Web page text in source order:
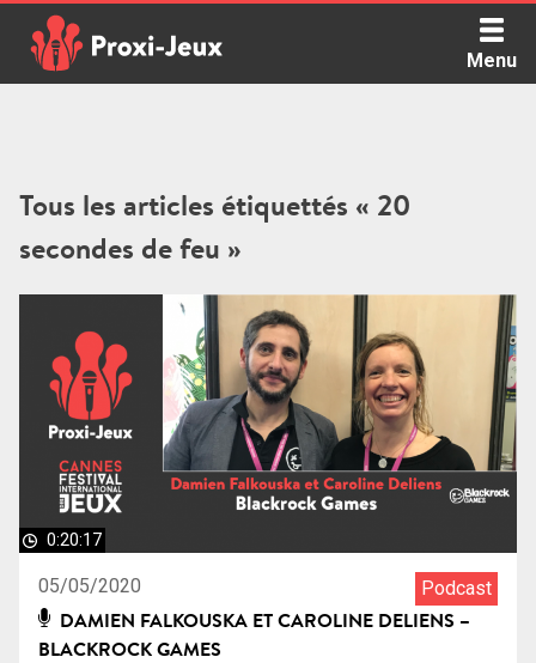
content
Menu
Tous les articles étiquettés « 20
secondes de feu »
0:20:17
05/05/2020 Podcast
DAMIEN FALKOUSKA ET CAROLINE DELIENS –
BLACKROCK GAMES